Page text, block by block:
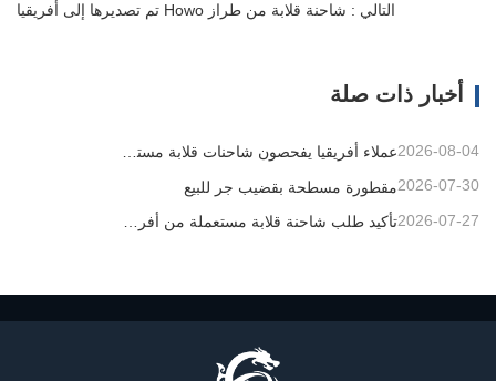
التالي : شاحنة قلابة من طراز Howo تم تصديرها إلى أفريقيا
أخبار ذات صلة
عملاء أفريقيا يفحصون شاحنات قلابة مستعملة 2026-08-04
مقطورة مسطحة بقضيب جر للبيع2026-07-30
2026-07-27